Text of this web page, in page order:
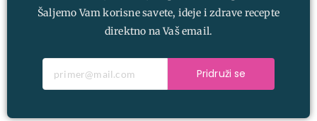
Šaljemo Vam korisne savete, ideje i zdrave recepte
direktno na Vaš email.
Pridruži se